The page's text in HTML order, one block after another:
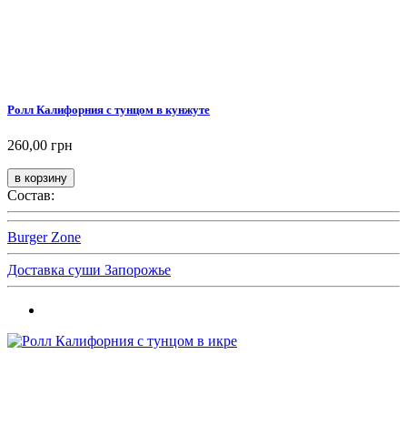
Ролл Калифорния с тунцом в кунжуте
260,00 грн
Состав:
Burger Zone
Доставка суши Запорожье